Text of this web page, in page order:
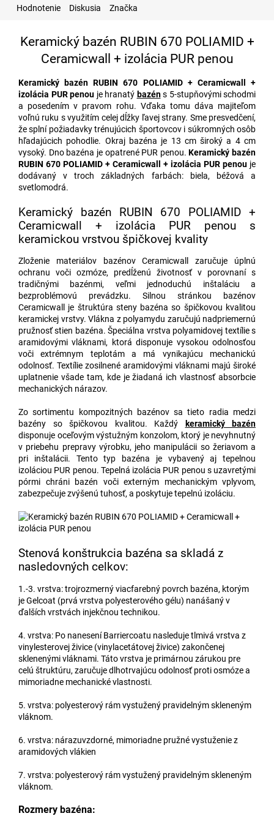
Hodnotenie Diskusia Značka
Keramický bazén RUBIN 670 POLIAMID +
Ceramicwall + izolácia PUR penou
Keramický bazén RUBIN 670 POLIAMID + Ceramicwall +
izolácia PUR penou je hranatý bazéns 5-stupňovými schodmi
a posedením v pravom rohu. Vďaka tomu dáva majiteľom
voľnú ruku s využitím celej dĺžky ľavej strany. Sme presvedčení,
že splní požiadavky trénujúcich športovcov i súkromných osôb
hľadajúcich pohodlie. Okraj bazéna je 13 cm široký a 4 cm
vysoký. Dno bazéna je opatrené PUR penou.Keramický bazén
RUBIN 670 POLIAMID + Ceramicwall + izolácia PUR penou je
dodávaný v troch základných farbách: biela, béžová a
svetlomodrá.
Keramický bazén RUBIN 670 POLIAMID +
Ceramicwall + izolácia PUR penou s
keramickou vrstvou špičkovej kvality
Zloženie materiálov bazénov Ceramicwall zaručuje úplnú
ochranu voči ozmóze, predĺženú životnosť v porovnaní s
tradičnými bazénmi, veľmi jednoduchú inštaláciu a
bezproblémovú prevádzku. Silnou stránkou bazénov
Ceramicwall je štruktúra steny bazéna so špičkovou kvalitou
keramickej vrstvy. Vlákna z polyamydu zaručujú nadpriemernú
pružnosť stien bazéna. Špeciálna vrstva polyamidovej textílie s
aramidovými vláknami, ktorá disponuje vysokou odolnosťou
voči extrémnym teplotám a má vynikajúcu mechanickú
odolnosť. Textílie zosilnené aramidovými vláknami majú široké
uplatnenie všade tam, kde je žiadaná ich vlastnosť absorbcie
mechanických nárazov.
Zo sortimentu kompozitných bazénov sa tieto radia medzi
bazény so špičkovou kvalitou. Každý
keramický bazén
disponuje oceľovým výstužným konzolom, ktorý je nevyhnutný
v priebehu prepravy výrobku, jeho manipulácii so žeriavom a
pri inštalácii. Tento typ bazéna je vybavený aj tepelnou
izoláciou PUR penou. Tepelná izolácia PUR penou s uzavretými
pórmi chráni bazén voči externým mechanickým vplyvom,
zabezpečuje zvýšenú tuhosť, a poskytuje tepelnú izoláciu.
Stenová konštrukcia bazéna sa skladá z
nasledovných celkov:
1.-3. vrstva: trojrozmerný viacfarebný povrch bazéna, ktorým
je Gelcoat (prvá vrstva polyesterového gélu) nanášaný v
ďalších vrstvách injekčnou technikou.
4. vrstva: Po nanesení Barriercoatu nasleduje tlmivá vrstva z
vinylesterovej živice (vinylacetátovej živice) zakončenej
sklenenými vláknami. Táto vrstva je primárnou zárukou pre
celú štruktúru, zaručuje dlhotrvajúcu odolnosť proti osmóze a
mimoriadne mechanické vlastnosti.
5. vrstva: polyesterový rám vystužený pravidelným skleneným
vláknom.
6. vrstva: nárazuvzdorné, mimoriadne pružné vystuženie z
aramidových vlákien
7. vrstva: polyesterový rám vystužený pravidelným skleneným
vláknom.
Rozmery bazéna: